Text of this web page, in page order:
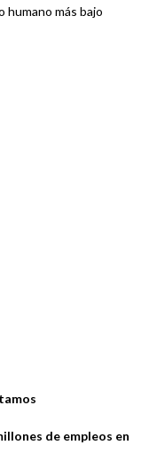
humano más bajo
de empleos en